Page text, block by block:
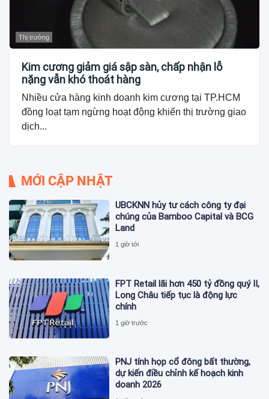
Thị trường
Kim cương giảm giá sập sàn, chấp nhận lỗ
nặng vẫn khó thoát hàng
Nhiều cửa hàng kinh doanh kim cương tại TP.HCM
đồng loạt tạm ngừng hoạt động khiến thị trường giao
dịch...
MỚI CẬP NHẬT
UBCKNN hủy tư cách công ty đại
chúng của Bamboo Capital và BCG
Land
1 giờ tới
FPT Retail lãi hơn 450 tỷ đồng quý II,
Long Châu tiếp tục là động lực
chính
1 giờ trước
PNJ tính họp cổ đông bất thường,
dự kiến điều chỉnh kế hoạch kinh
doanh 2026